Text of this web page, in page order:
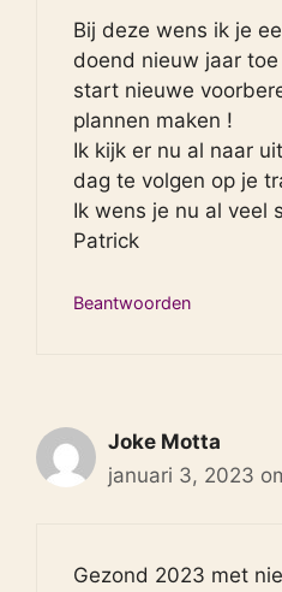
Bij deze wens ik je
doend nieuw jaar
start nieuwe
plannen maken !
Ik kijk er nu al naar
dag te volgen op je
Ik wens je nu al veel
Patrick
Beantwoorden
Joke Motta
januari 3, 2023
Gezond 2023 met